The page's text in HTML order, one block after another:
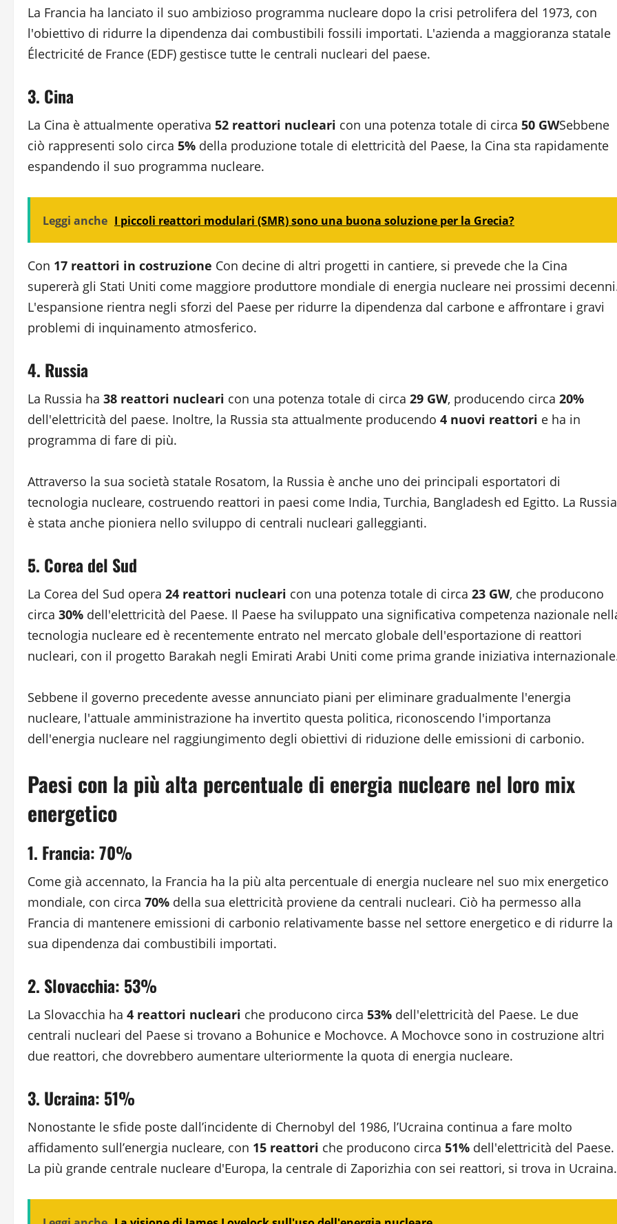
La Francia ha lanciato il suo ambizioso programma nucleare dopo la crisi petrolifera del 1973, con
l'obiettivo di ridurre la dipendenza dai combustibili fossili importati. L'azienda a maggioranza statale
Électricité de France (EDF) gestisce tutte le centrali nucleari del paese.
3. Cina
La Cina è attualmente operativa 52 reattori nucleari con una potenza totale di circa 50 GWSebbene
ciò rappresenti solo circa 5% della produzione totale di elettricità del Paese, la Cina sta rapidamente
espandendo il suo programma nucleare.
Leggi anche I piccoli reattori modulari (SMR) sono una buona soluzione per la Grecia?
Con 17 reattori in costruzione Con decine di altri progetti in cantiere, si prevede che la Cina
supererà gli Stati Uniti come maggiore produttore mondiale di energia nucleare nei prossimi
L'espansione rientra negli sforzi del Paese per ridurre la dipendenza dal carbone e affrontare i gravi
problemi di inquinamento atmosferico.
4. Russia
La Russia ha 38 reattori nucleari con una potenza totale di circa 29 GW, producendo circa 20%
dell'elettricità del paese. Inoltre, la Russia sta attualmente producendo 4 nuovi reattori e ha in
programma di fare di più.
Attraverso la sua società statale Rosatom, la Russia è anche uno dei principali esportatori di
tecnologia nucleare, costruendo reattori in paesi come India, Turchia, Bangladesh ed Egitto. La Russia
è stata anche pioniera nello sviluppo di centrali nucleari galleggianti.
5. Corea del Sud
La Corea del Sud opera 24 reattori nucleari con una potenza totale di circa 23 GW, che producono
circa 30% dell'elettricità del Paese. Il Paese ha sviluppato una significativa competenza nazionale
tecnologia nucleare ed è recentemente entrato nel mercato globale dell'esportazione di reattori
nucleari, con il progetto Barakah negli Emirati Arabi Uniti come prima grande iniziativa
Sebbene il governo precedente avesse annunciato piani per eliminare gradualmente l'energia
nucleare, l'attuale amministrazione ha invertito questa politica, riconoscendo l'importanza
dell'energia nucleare nel raggiungimento degli obiettivi di riduzione delle emissioni di carbonio.
Paesi con la più alta percentuale di energia nucleare nel loro mix
energetico
1. Francia: 70%
Come già accennato, la Francia ha la più alta percentuale di energia nucleare nel suo mix energetico
mondiale, con circa 70% della sua elettricità proviene da centrali nucleari. Ciò ha permesso alla
Francia di mantenere emissioni di carbonio relativamente basse nel settore energetico e di ridurre la
sua dipendenza dai combustibili importati.
2. Slovacchia: 53%
La Slovacchia ha 4 reattori nucleari che producono circa 53% dell'elettricità del Paese. Le due
centrali nucleari del Paese si trovano a Bohunice e Mochovce. A Mochovce sono in costruzione altri
due reattori, che dovrebbero aumentare ulteriormente la quota di energia nucleare.
3. Ucraina: 51%
Nonostante le sfide poste dall’incidente di Chernobyl del 1986, l’Ucraina continua a fare molto
affidamento sull’energia nucleare, con 15 reattori che producono circa 51% dell'elettricità del Paese.
La più grande centrale nucleare d'Europa, la centrale di Zaporizhia con sei reattori, si trova in Ucraina.